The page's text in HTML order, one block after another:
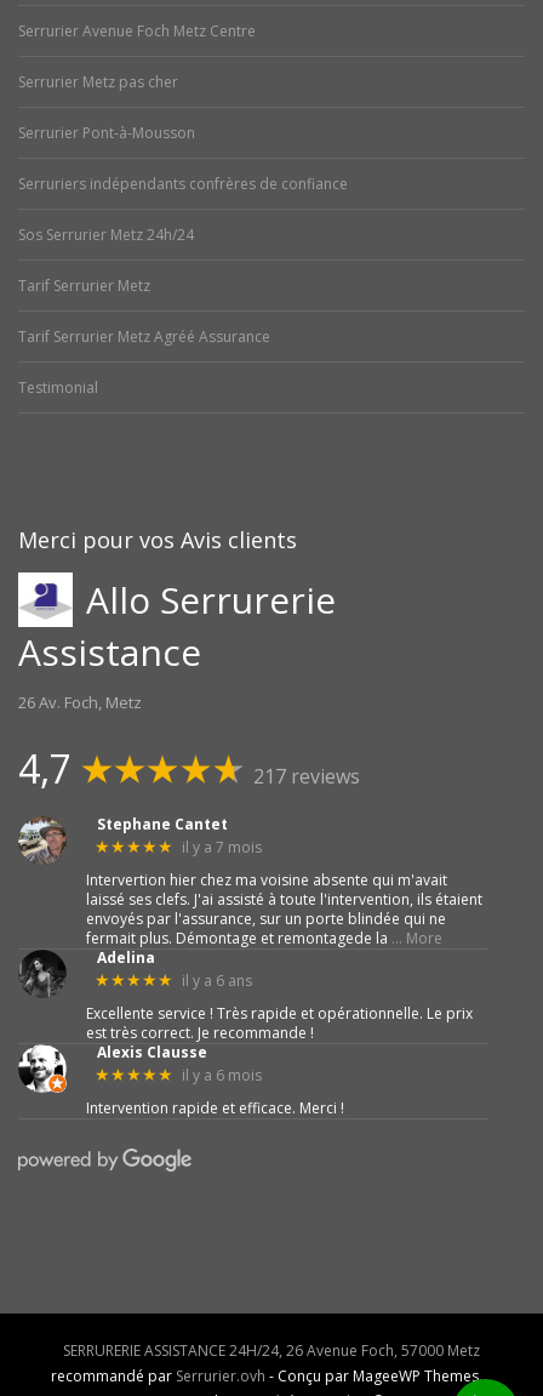
Serrurier Avenue Foch Metz Centre
Serrurier Metz pas cher
Serrurier Pont-à-Mousson
Serruriers indépendants confrères de confiance
Sos Serrurier Metz 24h/24
Tarif Serrurier Metz
Tarif Serrurier Metz Agréé Assurance
Testimonial
Merci pour vos Avis clients
Allo Serrurerie
Assistance
26 Av. Foch, Metz
4,7 217 reviews
Stephane Cantet
★★★★★
il y a 7 mois
Intervertion hier chez ma voisine absente qui m'avait
laissé ses clefs. J'ai assisté à toute l'intervention, ils étaient
envoyés par l'assurance, sur un porte blindée qui ne
fermait plus. Démontage et remontagede la … More
Adelina
★★★★★
il y a 6 ans
Excellente service ! Très rapide et opérationnelle. Le prix
est très correct. Je recommande !
Alexis Clausse
★★★★★
il y a 6 mois
Intervention rapide et efficace. Merci !
SERRURERIE ASSISTANCE 24H/24, 26 Avenue Foch, 57000 Metz
recommandé par Serrurier.ovh - Conçu par MageeWP Themes.